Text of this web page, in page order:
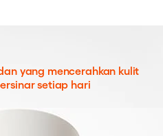
yang mencerahkan kulit
setiap hari